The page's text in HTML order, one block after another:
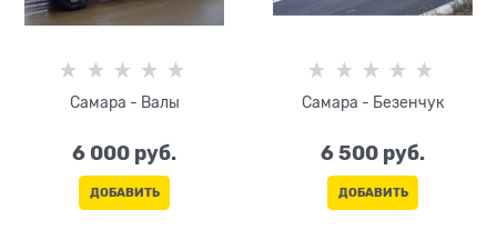
Самара - Валы
6 000 руб.
ДОБАВИТЬ
Самара - Безенчук
6 500 руб.
ДОБАВИТЬ